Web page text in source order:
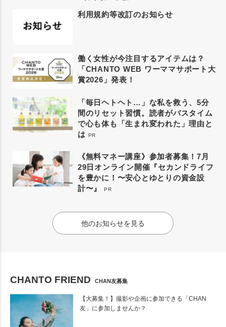
利用規約等改訂のお知らせ
働く女性が今注目するアイテムは？
「CHANTO WEB ワーママサポート大
賞2026」発表！
「毎日ヘトヘト…」な私を救う、5分
間のリセット習慣。読者がバスタイム
で心も体も「生まれ変われた」理由と
は PR
《無料マネー講座》参加者募集！7月
29日オンライン開催『セカンドライフ
を豊かに！〜安心とゆとりの資金設
計〜』
PR
他のお知らせを見る
CHANTO FRIEND CHAN友募集
【大募集！】撮影や企画に参加できる「CHAN
友」に参加しませんか？